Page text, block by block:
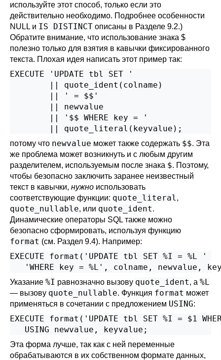
используйте этот способ, только если это
действительно необходимо. Подробнее особенности
NULL и IS DISTINCT описаны в Разделе 9.2.)
Обратите внимание, что использование знака $
полезно только для взятия в кавычки фиксированного
текста. Плохая идея написать этот пример так:
EXECUTE 'UPDATE tbl SET '
        || quote_ident(colname)
        || ' = $$'
        || newvalue
        || '$$ WHERE key = '
        || quote_literal(keyvalue);
потому что newvalue может также содержать $$. Эта
же проблема может возникнуть и с любым другим
разделителем, используемым после знака $. Поэтому,
чтобы безопасно заключить заранее неизвестный
текст в кавычки, нужно использовать
соответствующие функции: quote_literal,
quote_nullable, или quote_ident.
Динамические операторы SQL также можно
безопасно сформировать, используя функцию
format (см. Раздел 9.4). Например:
EXECUTE format('UPDATE tbl SET %I = %L '
'WHERE key = %L', colname, newvalue,
Указание %I равнозначно вызову quote_ident, а %L
— вызову quote_nullable. Функция format может
применяться в сочетании с предложением USING:
EXECUTE format('UPDATE tbl SET %I = $1
   USING newvalue, keyvalue;
Эта форма лучше, так как с ней переменные
обрабатываются в их собственном формате данных,